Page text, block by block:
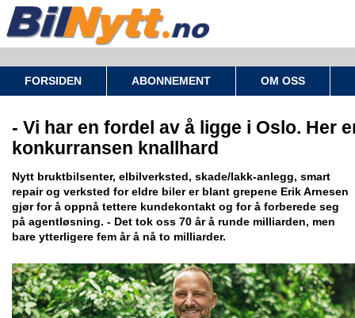
FORSIDEN ABONNEMENT OM OSS
- Vi har en fordel av å ligge i Oslo. Her
konkurransen knallhard
Nytt bruktbilsenter, elbilverksted, skade/lakk-anlegg, smart
repair og verksted for eldre biler er blant grepene Erik Arnesen
gjør for å oppnå tettere kundekontakt og for å forberede seg
på agentløsning. - Det tok oss 70 år å runde milliarden, men
bare ytterligere fem år å nå to milliarder.